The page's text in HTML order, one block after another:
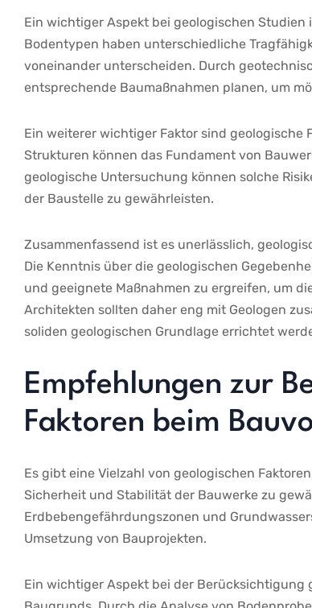
Ein ‍wichtiger Aspekt bei geologischen
Bodentypen haben⁤ unterschiedliche
voneinander unterscheiden. Durch
entsprechende Baumaßnahmen planen, um
Ein​ weiterer wichtiger Faktor‍ sind geologische
Strukturen können ​das ​Fundament von
geologische⁢ Untersuchung können ⁢solche
der Baustelle​ zu ‌gewährleisten.
Zusammenfassend ist⁤ es unerlässlich,⁤
Die Kenntnis​ über die geologischen
und geeignete Maßnahmen‍ zu ergreifen, um
Architekten sollten daher eng mit Geologen
soliden geologischen Grundlage errichtet
Empfehlungen zur⁣
Faktoren beim
Es‌ gibt eine Vielzahl von ⁣geologischen
Sicherheit ⁤und⁣ Stabilität der ⁤Bauwerke​ zu
Erdbebengefährdungszonen und⁤
Umsetzung von ‍Bauprojekten.
Ein ⁤wichtiger Aspekt bei der